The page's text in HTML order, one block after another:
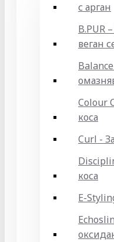
с арган
B.PUR
веган
Colour
коса
Curl -
коса
E-